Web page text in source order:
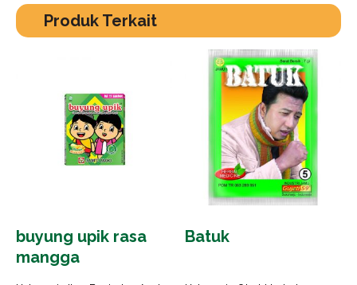
Produk Terkait
buyung upik rasa
mangga
Batuk